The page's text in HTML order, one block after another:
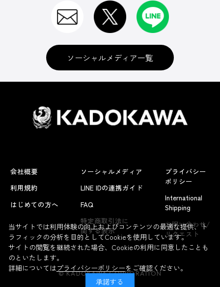
よくあるお問い合わせ
ソーシャルメディア一覧
会社概要
利用規約
はじめての方へ
ソーシャルメディア
LINE IDの連携ガイド
FAQ
特定商取引法に
関する表示
プライバシー
ポリシー
International
Shipping
お問い合わせ/
リクエスト
© KADOKAWA CORPORATION
当サイトでは利用体験の向上およびコンテンツの最適な提供、ト
ラフィックの分析を目的としてCookieを使用しています。
サイトの閲覧を継続された場合、Cookieの利用に同意したことも
のといたします。
詳細についてはプライバシーポリシーをご確認ください。
承諾する